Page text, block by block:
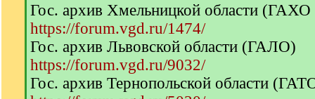
[
q
]
Гос. архив Хмельницкой области
https://forum.vgd.ru/1474/
Гос. архив Львовской области (ГАЛО)
https://forum.vgd.ru/9032/
Гос. архив Тернопольской области